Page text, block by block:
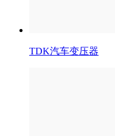
TDK汽车变压器